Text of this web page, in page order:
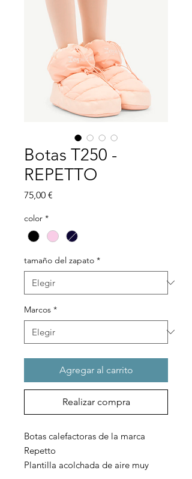
Botas T250 -
REPETTO
75,00 €
color *
tamaño del zapato *
Marcos *
Agregar al carrito
Realizar compra
Botas calefactoras de la marca
Repetto
Plantilla acolchada de aire muy